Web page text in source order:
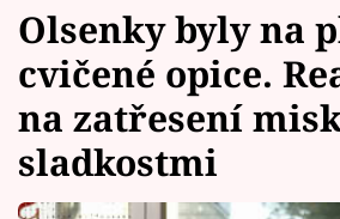
Témata
Celebrity
Vztahy
Olsenky byly na
cvičené opice.
na zatřesení
sladkostmi